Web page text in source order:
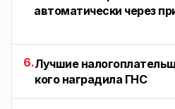
автоматически через
6.Лучшие
кого наградила ГНС